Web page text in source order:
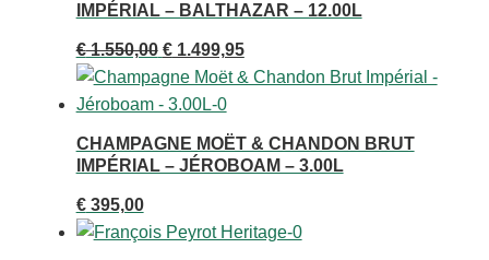
IMPÉRIAL – BALTHAZAR – 12.00L
€1.550,00 Oorspronkelijke
prijs
was:
€ 1.550,00.
€1.499,95Huidige
prijs
CHAMPAGNE MOËT & CHANDON BRUT
IMPÉRIAL – JÉROBOAM – 3.00L
€395,00